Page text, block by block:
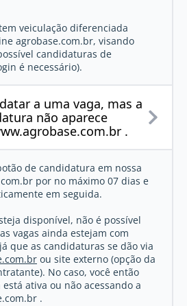
veiculação diferenciada
agrobase.com.br, visando
candidaturas de
é necessário).
a uma vaga, mas a
não aparece
.
de candidatura em nossa
por no máximo 07 dias e
em seguida.
disponível, não é possível
vagas ainda estejam com
que as candidaturas se dão via
ou site externo (opção da
No caso, você então
ativa ou não acessando a
.